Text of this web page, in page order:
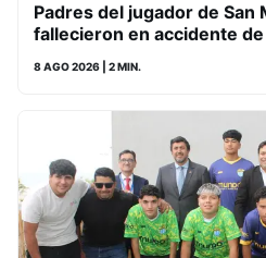
Padres del jugador de San
fallecieron en accidente
8 AGO 2026 | 2 MIN.